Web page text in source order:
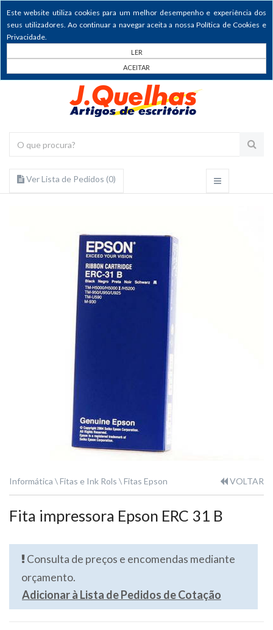
Este website utiliza cookies para um melhor desempenho e experiência dos
seus utilizadores. Ao continuar a navegar aceita a nossa Política de Cookies e
Privacidade.
LER
ACEITAR
Ver Lista de Pedidos (0)
Informática Fitas e Ink Rols Fitas Epson VOLTAR
Fita impressora Epson ERC 31 B
Consulta de preços e encomendas mediante
orçamento.
Adicionar à Lista de Pedidos de Cotação